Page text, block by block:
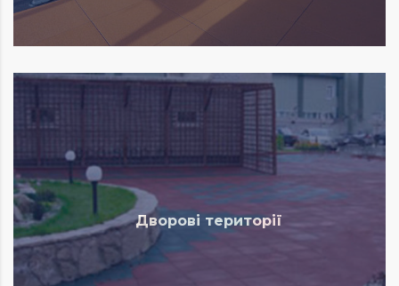
Дворові території